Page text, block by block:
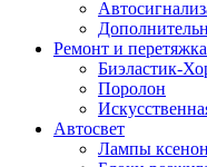
Ремонт и
Биэластик-
Поролон
Автосвет
Лампы